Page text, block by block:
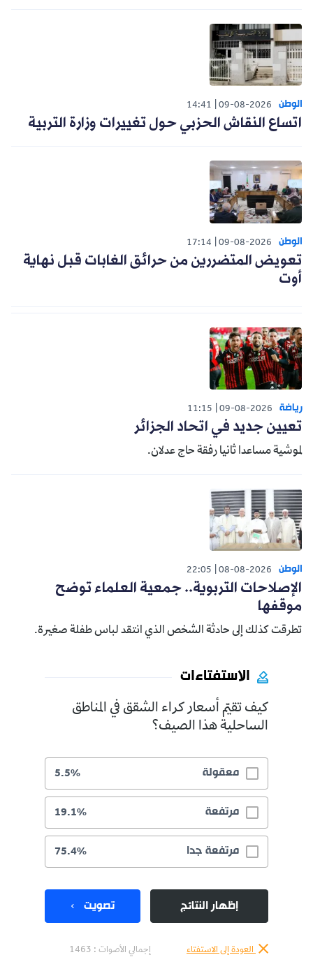
الوطن 09-08-2026
14:41
اتساع النقاش الحزبي حول تغييرات وزارة التربية
الوطن 09-08-2026
17:14
تعويض المتضررين من حرائق الغابات قبل نهاية
أوت
رياضة 09-08-2026
11:15
تعيين جديد في اتحاد الجزائر
لموشية مساعدا ثانيا رفقة حاج عدلان.
الوطن 08-08-2026
22:05
الإصلاحات التربوية.. جمعية العلماء توضح
موقفها
تطرقت كذلك إلى حادثة الشخص الذي انتقد لباس طفلة صغيرة.
الاستفتاءات
كيف تقيّم أسعار كراء الشقق في المناطق
الساحلية هذا الصيف؟
معقولة 5.5%
مرتفعة 19.1%
مرتفعة جدا 75.4%
إظهار النتائج تصويت
العودة إلى الاستفتاء إجمالي الأصوات : 1463